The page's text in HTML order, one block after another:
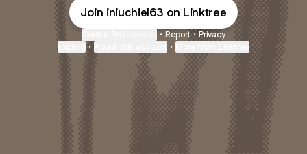
Join iniuchiel63 on Linktree
• Report • Privacy
• •